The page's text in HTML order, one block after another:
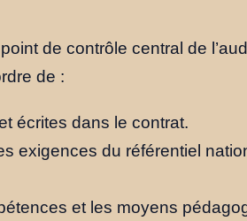
NOUS
de contrôle central de
de :
écrites dans le contrat.
exigences du référentiel
et les moyens